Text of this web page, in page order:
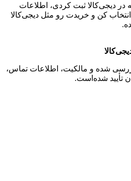
ثبت کردی، اطلاعات
و خریدت رو مثل دیجی‌کالا
و مالکیت، اطلاعات تماس،